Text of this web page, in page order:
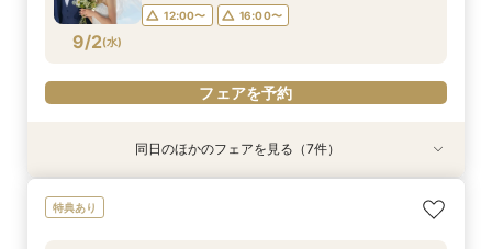
17:00〜
17:00〜
17:00〜
17:00〜
17:00〜
17:00〜
17:00〜
9/2(水)
12:00〜 16:00〜
フェアを予約
《オンライン相談会》スマホで参加OK◎見積り×
特典あり
【パパママ応援！】マタニティ婚＆パパ・ママ婚
【結婚式を迷っている方へ】10名35万～*まるわ
特典あり
【平日限定のお得な特典あり】家族婚×ブランド
特典あり
【必要なものだけ】ぴったり見つかるお得プラン
特典あり
挙式&ホテルスイートルーム会食10名35万円～♪
特典あり
【絶景チャペル】賢くブランドホテル結婚式相談
同日のほかのフェアを見る（7件）
特典あり